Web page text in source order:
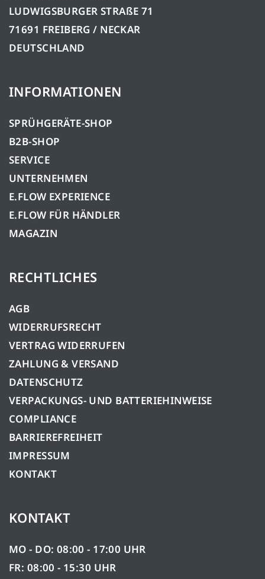
LUDWIGSBURGER STRAßE 71
71691 FREIBERG / NECKAR
DEUTSCHLAND
INFORMATIONEN
SPRÜHGERÄTE-SHOP
B2B-SHOP
SERVICE
UNTERNEHMEN
E.FLOW EXPERIENCE
E.FLOW FÜR HÄNDLER
MAGAZIN
RECHTLICHES
AGB
WIDERRUFSRECHT
VERTRAG WIDERRUFEN
ZAHLUNG & VERSAND
DATENSCHUTZ
VERPACKUNGS- UND BATTERIEHINWEISE
COMPLIANCE
BARRIEREFREIHEIT
IMPRESSUM
KONTAKT
KONTAKT
MO - DO: 08:00 - 17:00 UHR
FR: 08:00 - 15:30 UHR